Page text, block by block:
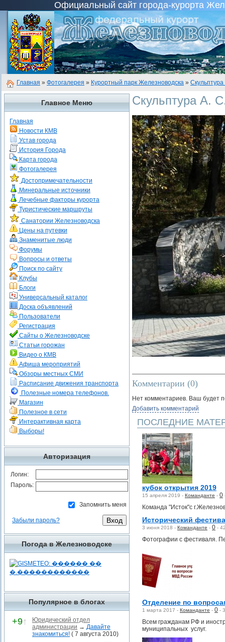
Официальный сайт города-курорта
Главная » Фотогалерея » Курортный парк Железноводска »
Главное Меню
Главная
Новости КМВ
Устав города
История Города
Карта города
Фотогалерея
Достопримечательности
Минеральные источники
Лечебные факторы курорта
Туристические маршруты
Санатории Железноводска
Цены на путевки
Знаменитые люди
Форумы
Вопросы и ответы
Поиск по сайту
Клубы
Блоги
Универсальный каталог
Доска объявлений
Пользователи
Регистрация
Сайты о Железноводске
Статьи горожан
Видео о КМВ
Афиша мероприятий
Обзоры местных СМИ
Расписание движения транспорта
Полезные номера телефонов.
Магазин
Полезное в сети
Интерактивная карта
Выборы!
Авторизация
Логин:
Пароль:
Запомнить меня
Забыли пароль?
Погода в Железноводске
Популярное в блогах
+9↑
Юридический отдел
администрации → Давайте
знакомиться! ( 7 августа 2010)
Скульптура А.
Комментарии (0)
Нет комментариев. Ваш будет
Добавить комментарий
ПОСЛЕДНИЕ
кубок открытия 2019
15 апреля 2019 - Команданте - 0
Команда "Исток"с
Исторический
3 июня 2018 - Команданте - 0 -
Фотографии с фестиваля.
Отделение по
1 марта 2017 - Команданте - 0 -
Всем гражданам РФ и
муниципальных услуг.